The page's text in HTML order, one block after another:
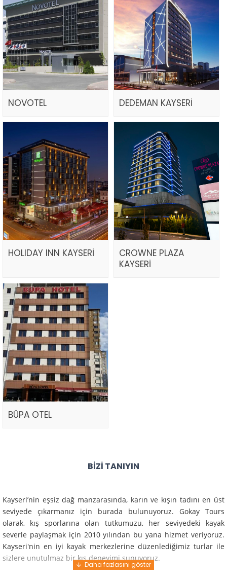
NOVOTEL DEDEMAN KAYSERİ
HOLIDAY INN KAYSERİ
CROWNE PLAZA
KAYSERİ
BÜPA OTEL
BIZI TANIYIN
Kayseri’nin eşsiz dağ manzarasında, karın ve kışın tadını en üst
seviyede çıkarmanız için burada bulunuyoruz. Gokay Tours
olarak, kış sporlarına olan tutkumuzu, her seviyedeki kayak
severle paylaşmak için 2010 yılından bu yana hizmet veriyoruz.
Kayseri'nin en iyi kayak merkezlerine düzenlediğimiz turlar ile
sizlere unutulmaz bir kış deneyimi sunuyoruz.